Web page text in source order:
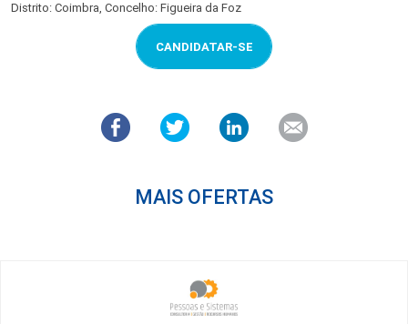
Distrito: Coimbra, Concelho: Figueira da Foz
CANDIDATAR-SE
MAIS OFERTAS